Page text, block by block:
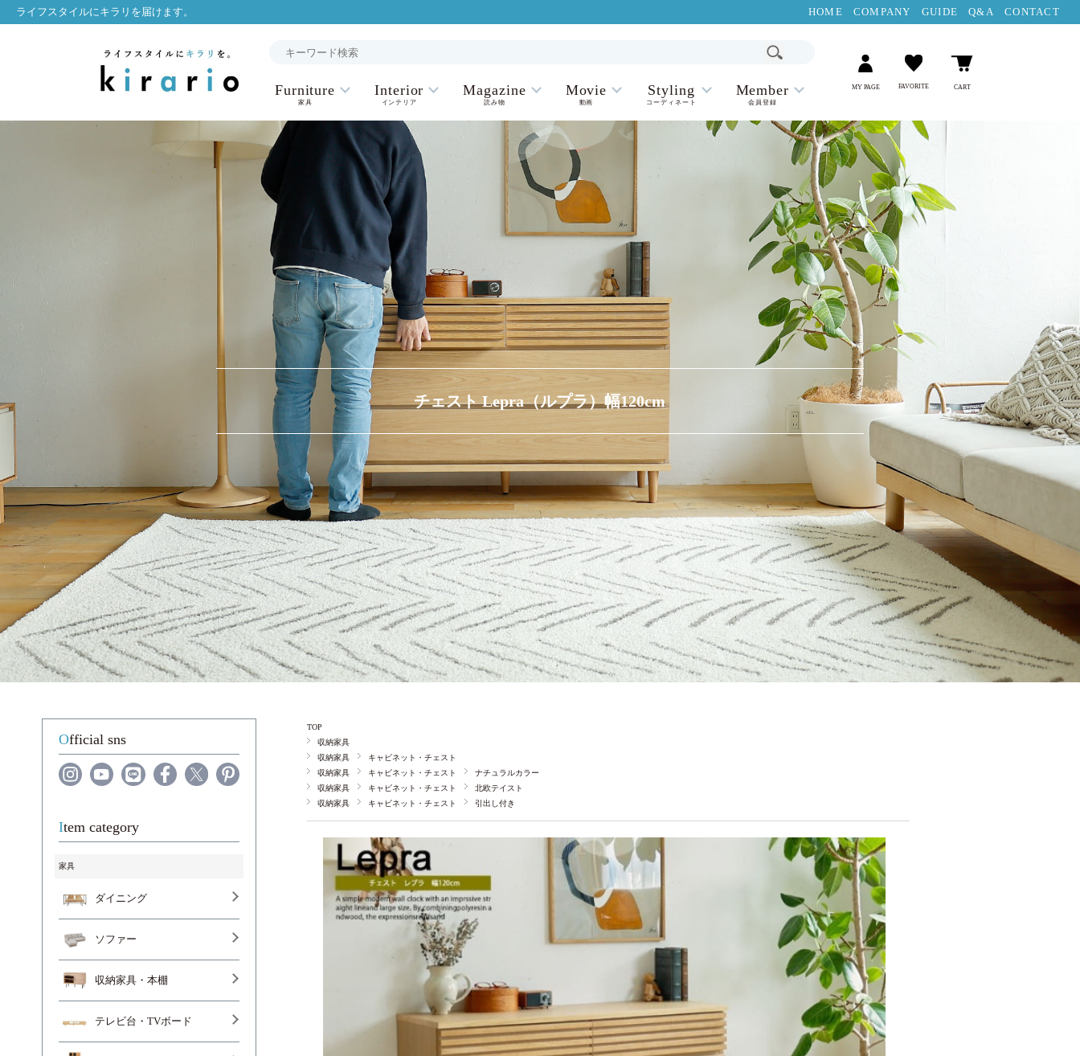
ライフスタイルにキラリを届けます。 HOME COMPANY GUIDE Q&A CONTACT
Furniture
家具
Interior
インテリア
Magazine
読み物
Movie
動画
Styling
コーディネート
Member
会員登録
MY PAGE FAVORITE CART
TOP
収納家具
収納家具
キャビネット・チェスト
収納家具
キャビネット・チェスト
ナチュラルカラー
収納家具
キャビネット・チェスト
北欧テイスト
収納家具
キャビネット・チェスト 引出し付き
Official sns
Item category
家具
ダイニング
ソファー
収納家具・本棚
テレビ台・TVボード